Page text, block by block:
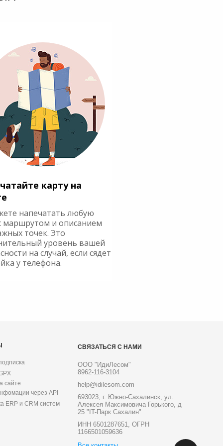
карту на
напечатать любую
маршрутом и описанием
точек. Это
уровень вашей
на случай, если сядет
у телефона.
сайте
через API
ERP и CRM систем
СВЯЗАТЬСЯ С НАМИ
ООО "ИдиЛесом"
8962-116-3104
help@idilesom.com
693023, г. Южно-Сахалинск, ул.
Алексея Максимовича Горького, д
25 "IT-Парк Сахалин"
ИНН 6501287651, ОГРН
1166501059636